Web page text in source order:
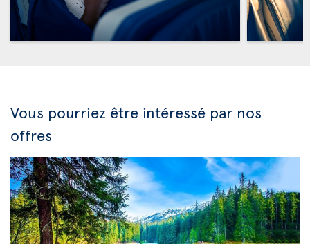
Vous pourriez être intéressé par nos
offres